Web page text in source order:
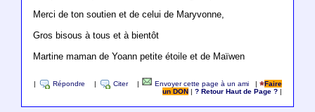
Merci de ton soutien et de celui de Maryvonne,
Gros bisous à tous et à bientôt
Martine maman de Yoann petite étoile et de Maïwen
Répondre Citer Envoyer cette page à un ami |
Faire
un DON
|? Retour Haut de Page ?